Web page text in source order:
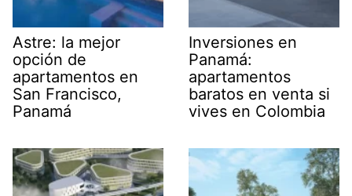
Astre: la mejor
opción de
apartamentos en
San Francisco,
Panamá
Inversiones en
Panamá:
apartamentos
baratos en venta si
vives en Colombia